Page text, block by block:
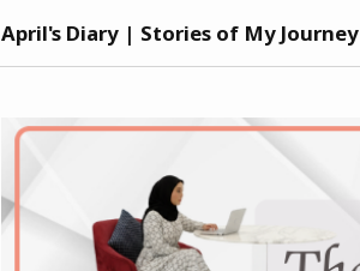
April's Diary | Stories of My Journey